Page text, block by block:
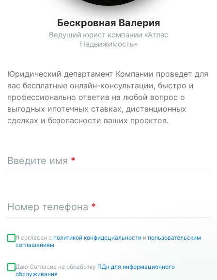
Юридический департамент Компании проведет для
вас бесплатные онлайн-консультации, быстро и
профессионально ответив на любой вопрос о
выгодных ипотечных ставках, дистанционных
сделках и безопасности ваших проектов.
Введите имя
Номер телефона
Я согласен c политикой конфидециальности и пользовательским
соглашением
Даю Согласие на обработку ПДн для информационного
обслуживания
Бескровная Валерия
Ведущий юрист компании «Атлас
Недвижимость»